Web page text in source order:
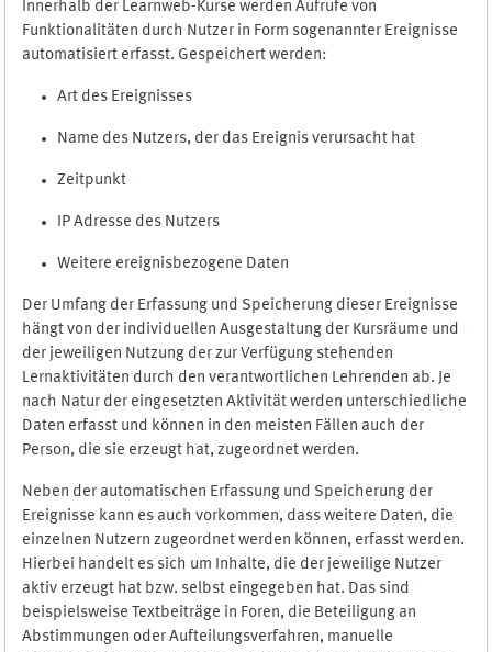
Innerhalb der Learnweb-Kurse werden Aufrufe von
Funktionalitäten durch Nutzer in Form sogenannter Ereignisse
automatisiert erfasst. Gespeichert werden:
Art des Ereignisses
Name des Nutzers, der das Ereignis verursacht hat
Zeitpunkt
IP Adresse des Nutzers
Weitere ereignisbezogene Daten
Der Umfang der Erfassung und Speicherung dieser Ereignisse
hängt von der individuellen Ausgestaltung der Kursräume und
der jeweiligen Nutzung der zur Verfügung stehenden
Lernaktivitäten durch den verantwortlichen Lehrenden ab. Je
nach Natur der eingesetzten Aktivität werden unterschiedliche
Daten erfasst und können in den meisten Fällen auch der
Person, die sie erzeugt hat, zugeordnet werden.
Neben der automatischen Erfassung und Speicherung der
Ereignisse kann es auch vorkommen, dass weitere Daten, die
einzelnen Nutzern zugeordnet werden können, erfasst werden.
Hierbei handelt es sich um Inhalte, die der jeweilige Nutzer
aktiv erzeugt hat bzw. selbst eingegeben hat. Das sind
beispielsweise Textbeiträge in Foren, die Beteiligung an
Abstimmungen oder Aufteilungsverfahren, manuelle